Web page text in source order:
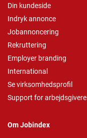
Din kundeside
Indryk annonce
Jobannoncering
Rekruttering
Employer branding
International
Se virksomhedsprofil
Support for arbejdsgivere
Om Jobindex